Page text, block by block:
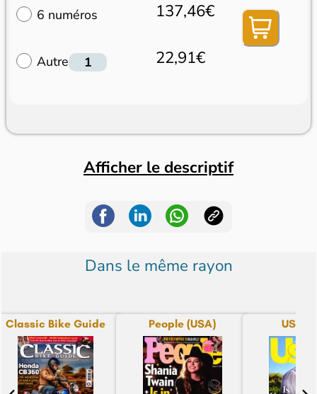
6 numéros 137,46€
Autre 22,91€
Afficher le descriptif
Dans le même rayon
Classic Bike Guide People (USA) US